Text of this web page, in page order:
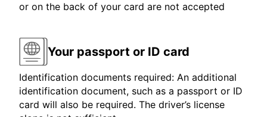
or on the back of your card are not accepted
Your passport or ID card
Identification documents required: An additional
identification document, such as a passport or ID
card will also be required. The driver’s license